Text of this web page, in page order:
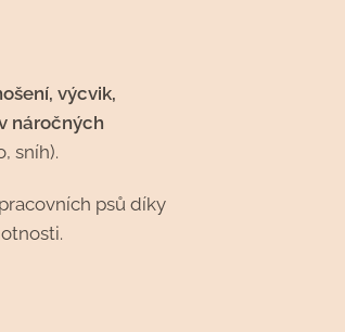
výcvik,
náročných
sníh).
psů díky